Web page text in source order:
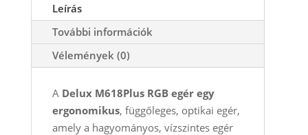
mennyiség
Leírás
További információk
Vélemények (0)
A Delux M618Plus RGB egér egy
ergonomikus, függőleges, optikai egér,
amely a hagyományos, vízszintes egér